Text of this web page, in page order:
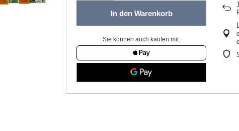
In den Warenkorb
Sie können auch kaufen mit: